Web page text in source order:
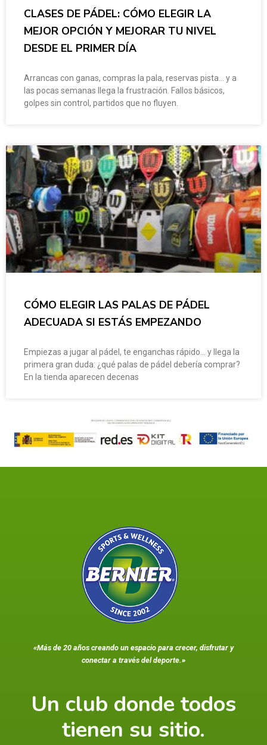
CLASES DE PÁDEL: CÓMO ELEGIR LA
MEJOR OPCIÓN Y MEJORAR TU NIVEL
DESDE EL PRIMER DÍA
Arrancas con ganas, compras la pala, reservas pista… y a
las pocas semanas llega la frustración. Fallos básicos,
golpes sin control, partidos que no fluyen.
CÓMO ELEGIR LAS PALAS DE PÁDEL
ADECUADA SI ESTÁS EMPEZANDO
Empiezas a jugar al pádel, te enganchas rápido… y llega la
primera gran duda: ¿qué palas de pádel debería comprar?
En la tienda aparecen decenas
«Más de 20 años creando un espacio para crecer, disfrutar y
conectar a través del deporte.»
Un club donde todos
tienen su sitio.